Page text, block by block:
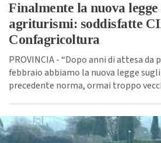
Finalmente la nuova
agriturismi: soddisfatte
Confagricoltura
PROVINCIA - “Dopo anni di attesa da
febbraio abbiamo la nuova legge
precedente norma, ormai troppo